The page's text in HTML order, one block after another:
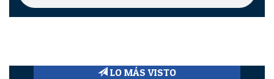
LO MÁS VISTO